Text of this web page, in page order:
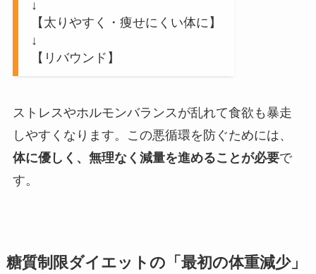
↓
【太りやすく・痩せにくい体に】
↓
【リバウンド】
ストレスやホルモンバランスが乱れて食欲も暴走
しやすくなります。この悪循環を防ぐためには、
体に優しく、無理なく減量を進めることが必要で
す。
糖質制限ダイエットの「最初の体重減少」